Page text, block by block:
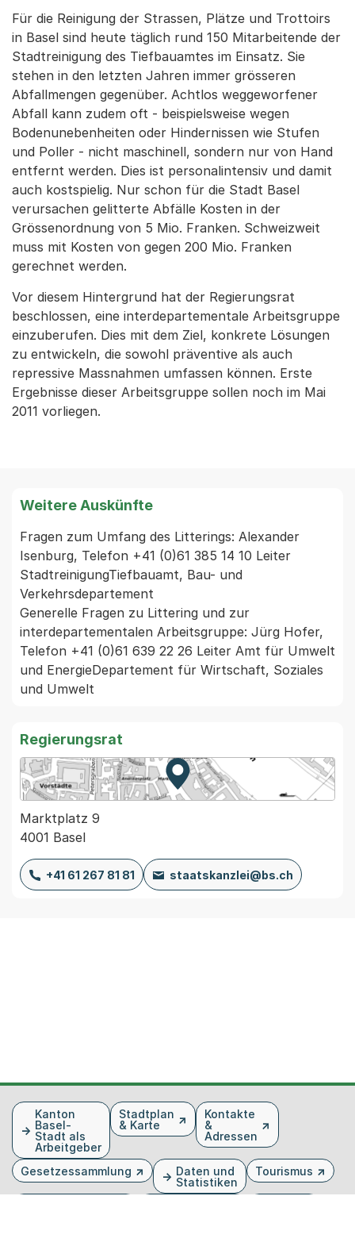
Für die Reinigung der Strassen, Plätze und Trottoirs
in Basel sind heute täglich rund 150 Mitarbeitende der
Stadtreinigung des Tiefbauamtes im Einsatz. Sie
stehen in den letzten Jahren immer grösseren
Abfallmengen gegenüber. Achtlos weggeworfener
Abfall kann zudem oft - beispielsweise wegen
Bodenunebenheiten oder Hindernissen wie Stufen
und Poller - nicht maschinell, sondern nur von Hand
entfernt werden. Dies ist personalintensiv und damit
auch kostspielig. Nur schon für die Stadt Basel
verursachen gelitterte Abfälle Kosten in der
Grössenordnung von 5 Mio. Franken. Schweizweit
muss mit Kosten von gegen 200 Mio. Franken
gerechnet werden.
Vor diesem Hintergrund hat der Regierungsrat
beschlossen, eine interdepartementale Arbeitsgruppe
einzuberufen. Dies mit dem Ziel, konkrete Lösungen
zu entwickeln, die sowohl präventive als auch
repressive Massnahmen umfassen können. Erste
Ergebnisse dieser Arbeitsgruppe sollen noch im Mai
2011 vorliegen.
Weitere Auskünfte
Fragen zum Umfang des Litterings: Alexander
Isenburg, Telefon +41 (0)61 385 14 10 Leiter
StadtreinigungTiefbauamt, Bau- und
Verkehrsdepartement
Generelle Fragen zu Littering und zur
interdepartementalen Arbeitsgruppe: Jürg Hofer,
Telefon +41 (0)61 639 22 26 Leiter Amt für Umwelt
und EnergieDepartement für Wirtschaft, Soziales
und Umwelt
Regierungsrat
Zur Karte von MapBS.
Externer Link, wird in einem
Marktplatz 9
4001 Basel
+41 61 267 81 81 staatskanzlei@bs.ch
FusszeileKanton
Basel-
Stadt als
Arbeitgeber
Stadtplan
& Karte
Kontakte
&
Adressen
Gesetzessammlung
Daten und
Statistiken
Tourismus